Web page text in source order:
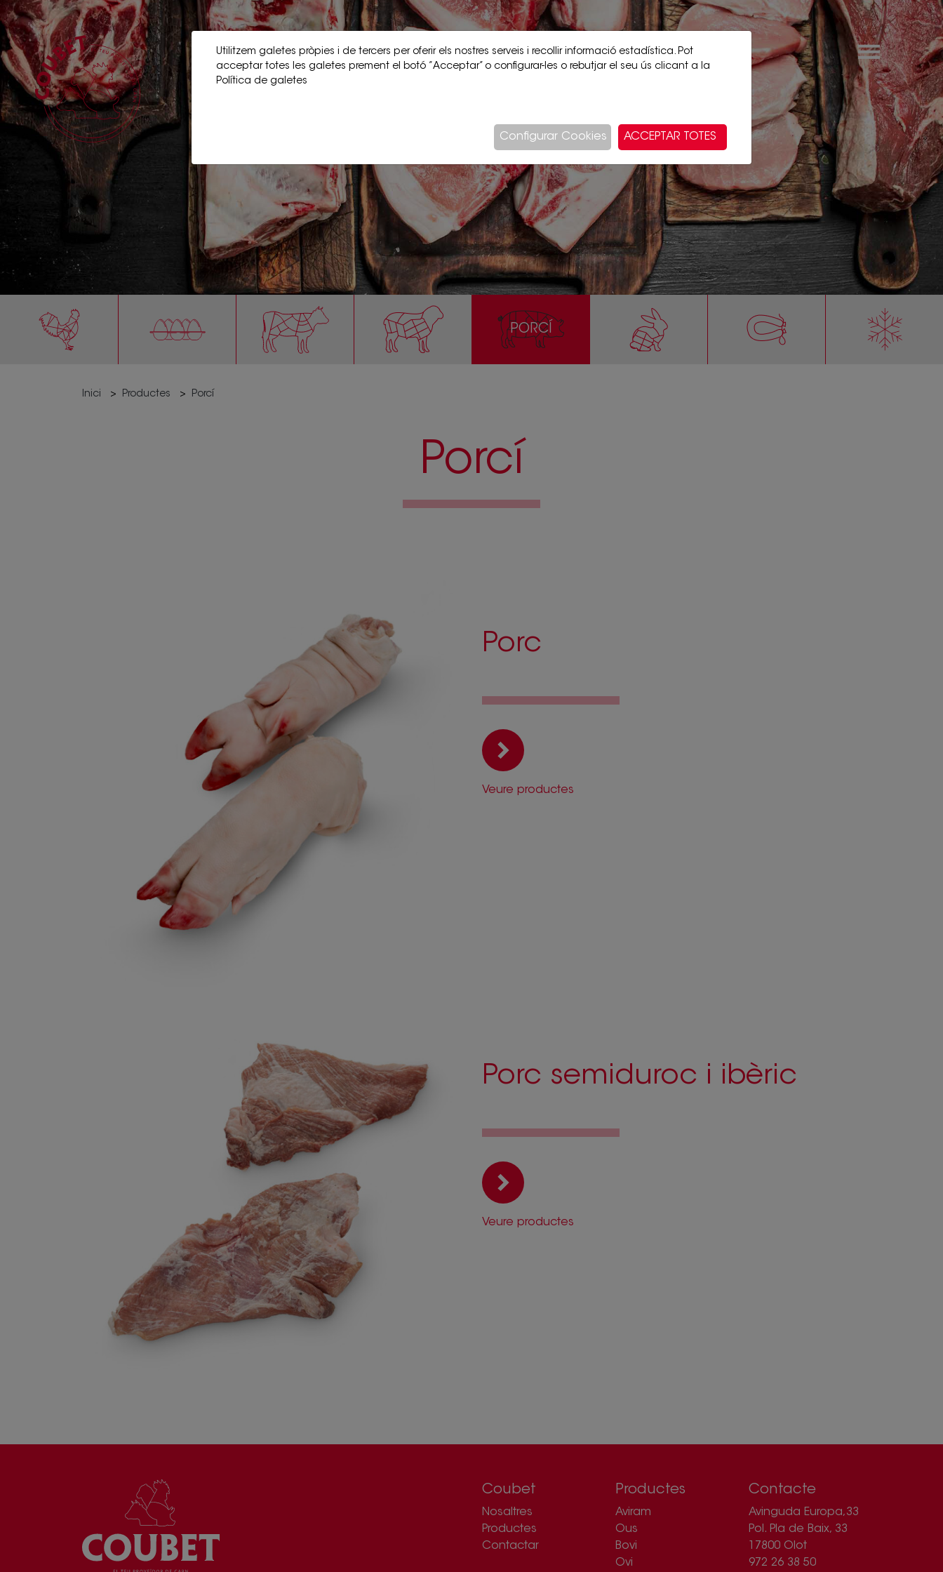
PORCÍ
Inici Productes Porcí
Porcí
Porc
Veure productes
Porc semiduroc i ibèric
Veure productes
Coubet
Nosaltres
Productes
Contactar
Productes
Aviram
Ous
Bovi
Ovi
Contacte
Avinguda Europa,33
Pol. Pla de Baix, 33
17800 Olot
972 26 38 50
Utilitzem galetes pròpies i de tercers per oferir els nostres serveis i recollir informació estadística. Pot
acceptar totes les galetes prement el botó ”Acceptar” o configurar-les o rebutjar el seu ús clicant a la
Política de galetes
ACCEPTAR TOTES
Configurar Cookies